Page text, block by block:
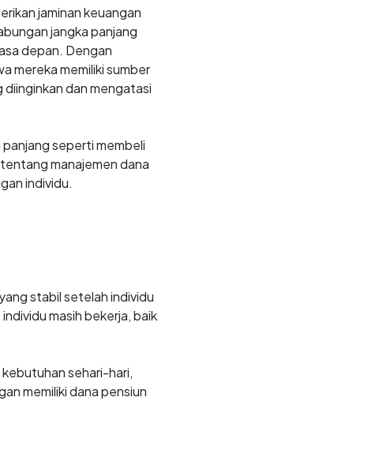
jaminan keuangan
jangka panjang
depan. Dengan
mereka memiliki sumber
dan mengatasi
seperti membeli
manajemen dana
individu.
stabil setelah individu
masih bekerja, baik
sehari-hari,
memiliki dana pensiun